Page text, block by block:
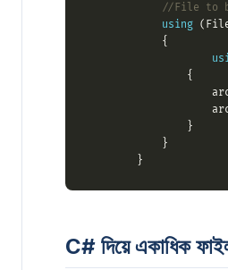
//File to
using
C# দিয়ে একাধিক